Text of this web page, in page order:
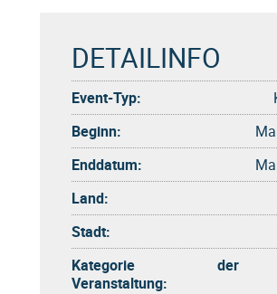
DETAILINFO
Event-Typ:
Beginn:
Enddatum:
Land:
Stadt:
Kategorie der
Veranstaltung: